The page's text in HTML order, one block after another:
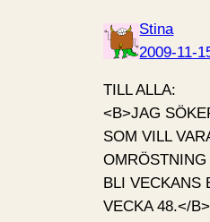
Stina
2009-11-
TILL ALLA:
<B>JAG
SOM VILL
BLI VECKANS
VECKA48.</